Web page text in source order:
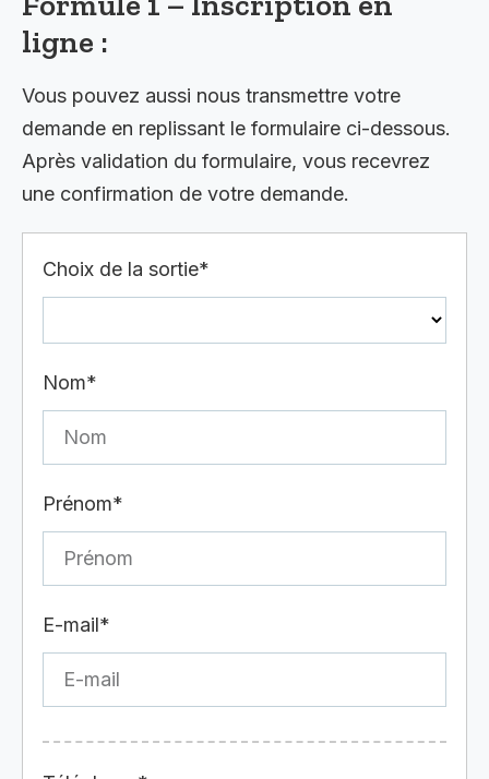
ligne :
Vous pouvez aussi nous transmettre votre
demande en replissant le formulaire ci-dessous.
Après validation du formulaire, vous recevrez
une confirmation de votre demande.
Choix de la sortie*
Nom*
Prénom*
E-mail*